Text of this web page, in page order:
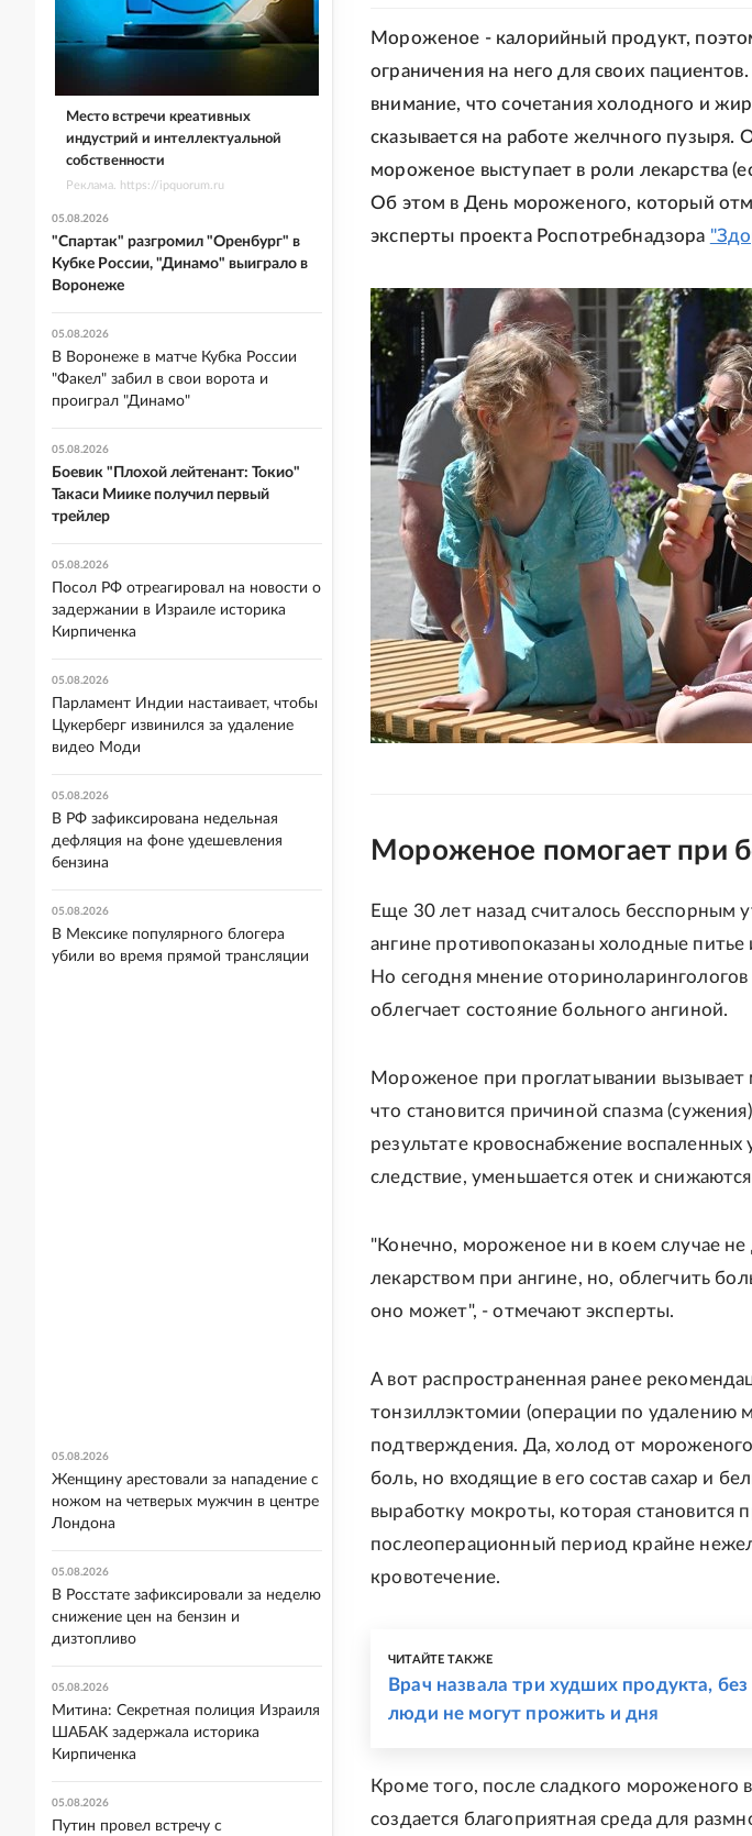
Мороженое - калорийный продукт,
ограничения на него для своих
внимание, что сочетания холодного и
сказывается на работе желчного пузыря.
мороженое выступает в роли лекарства
Об этом в День мороженого, который
эксперты проекта Роспотребнадзора
Мороженое помогает при
Еще 30 лет назад считалось бесспорным
ангине противопоказаны холодные
Но сегодня мнение
облегчает состояние больного ангиной.
Мороженое при проглатывании
что становится причиной спазма
результате кровоснабжение воспаленных
следствие, уменьшается отек и
"Конечно, мороженое ни в коем случае
лекарством при ангине, но, облегчить
оно может", - отмечают эксперты.
А вот распространенная ранее
тонзиллэктомии (операции по удалению
подтверждения. Да, холод от
боль, но входящие в его состав сахар и
выработку мокроты, которая становится
послеоперационный период крайне
кровотечение.
ЧИТАЙТЕ ТАКЖЕ
Врач назвала три худших продукта,
люди не могут прожить и дня
Кроме того, после сладкого мороженого
создается благоприятная среда для
Место встречи креативных
индустрий и интеллектуальной
собственности
Реклама. https://ipquorum.ru
05.08.2026
"Спартак" разгромил "Оренбург" в
Кубке России, "Динамо" выиграло в
Воронеже
05.08.2026
В Воронеже в матче Кубка России
"Факел" забил в свои ворота и
проиграл "Динамо"
05.08.2026
Боевик "Плохой лейтенант: Токио"
Такаси Миике получил первый
трейлер
05.08.2026
Посол РФ отреагировал на новости о
задержании в Израиле историка
Кирпиченка
05.08.2026
Парламент Индии настаивает, чтобы
Цукерберг извинился за удаление
видео Моди
05.08.2026
В РФ зафиксирована недельная
дефляция на фоне удешевления
бензина
05.08.2026
В Мексике популярного блогера
убили во время прямой трансляции
05.08.2026
Женщину арестовали за нападение с
ножом на четверых мужчин в центре
Лондона
05.08.2026
В Росстате зафиксировали за неделю
снижение цен на бензин и
дизтопливо
05.08.2026
Митина: Секретная полиция Израиля
ШАБАК задержала историка
Кирпиченка
05.08.2026
Путин провел встречу с